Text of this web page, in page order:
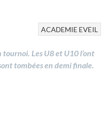
ACADEMIE EVEIL
Les U8 et U10 l’ont
tombées en demi finale.